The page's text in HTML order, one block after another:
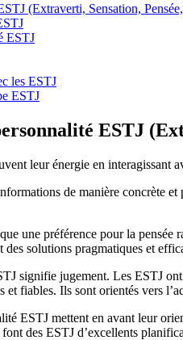
(Extraverti, Sensation,
ESTJ
les ESTJ
ESTJ
ESTJ
leur énergie en interagissant
de manière concrète
une préférence pour la pensée
solutions pragmatiques et
signifie jugement. Les ESTJ
fiables. Ils sont orientés vers
ESTJ mettent en avant leur
des ESTJ d’excellents